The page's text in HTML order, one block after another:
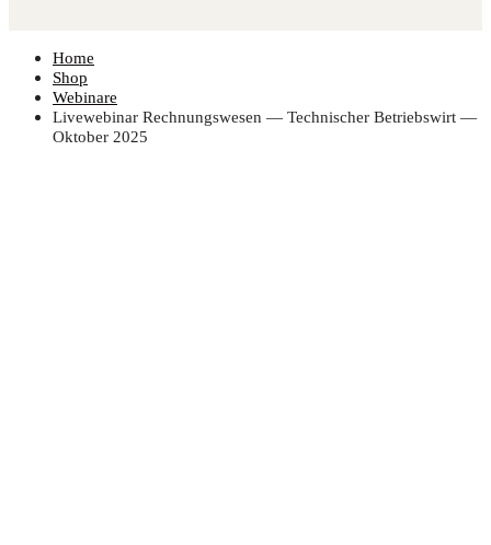
Home
Shop
Webinare
Live­web­i­nar Rech­nungs­we­sen — Tech­ni­scher Betriebs­wirt —
Okto­ber 2025